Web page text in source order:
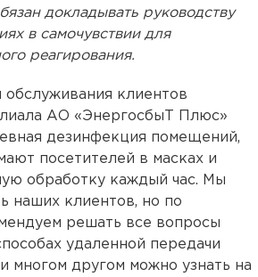
докладывать руководству
в самочувствии для
реагирования.
клиентов
АО «ЭнергосбыТ Плюс»
дезинфекция помещений,
посетителей в масках и
обработку каждый час. Мы
наших клиентов, но по
решать все вопросы
удаленной передачи
многом другом можно узнать на